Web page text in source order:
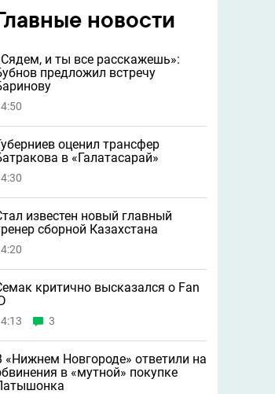
новости
и ты все расскажешь»:
предложил встречу
оценил трансфер
в «Галатасарай»
известен новый главный
сборной Казахстана
критично высказался о Fan
3
«Нижнем Новгороде» ответили на
в «мутной» покупке